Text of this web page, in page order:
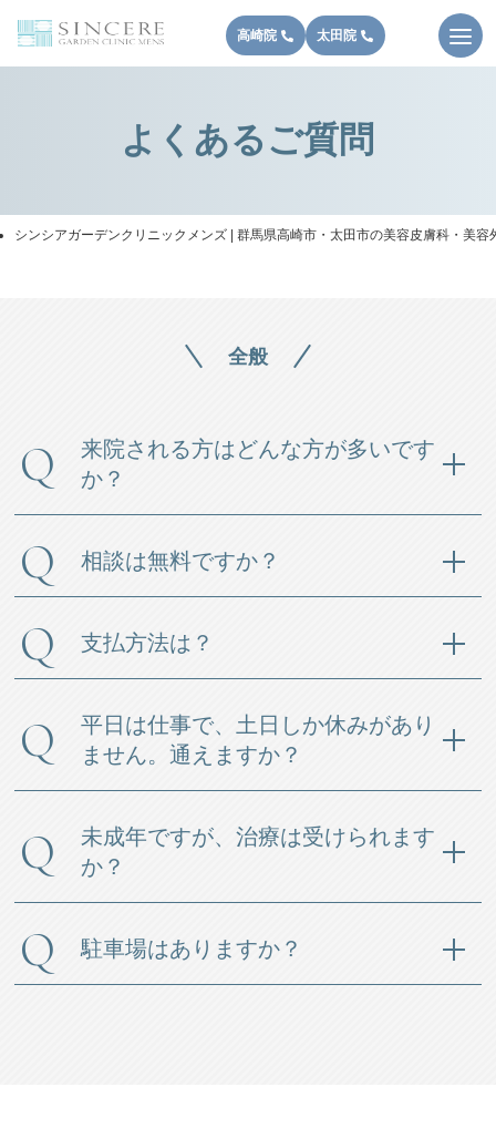
高崎院 太田院
よくあるご質問
サ
在
シンシアガーデンクリニックメンズ | 群馬県高崎市・太田市の美容皮膚科・美容
全般
来院される方はどんな方が多いです
か？
相談は無料ですか？
支払方法は？
平日は仕事で、土日しか休みがあり
ません。通えますか？
未成年ですが、治療は受けられます
か？
駐車場はありますか？